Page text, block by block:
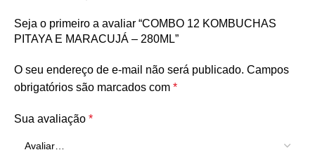
Seja o primeiro a avaliar “COMBO 12 KOMBUCHAS
PITAYA E MARACUJÁ – 280ML”
O seu endereço de e-mail não será publicado. Campos
obrigatórios são marcados com *
Sua avaliação *